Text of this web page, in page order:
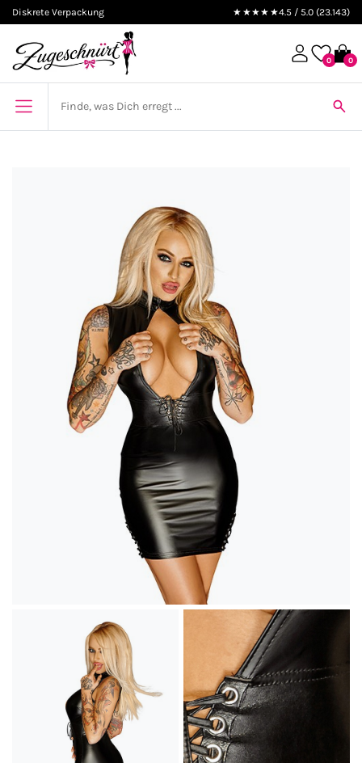
Diskrete Verpackung ★★★★★4.5 / 5.0 (23.143)
0 0